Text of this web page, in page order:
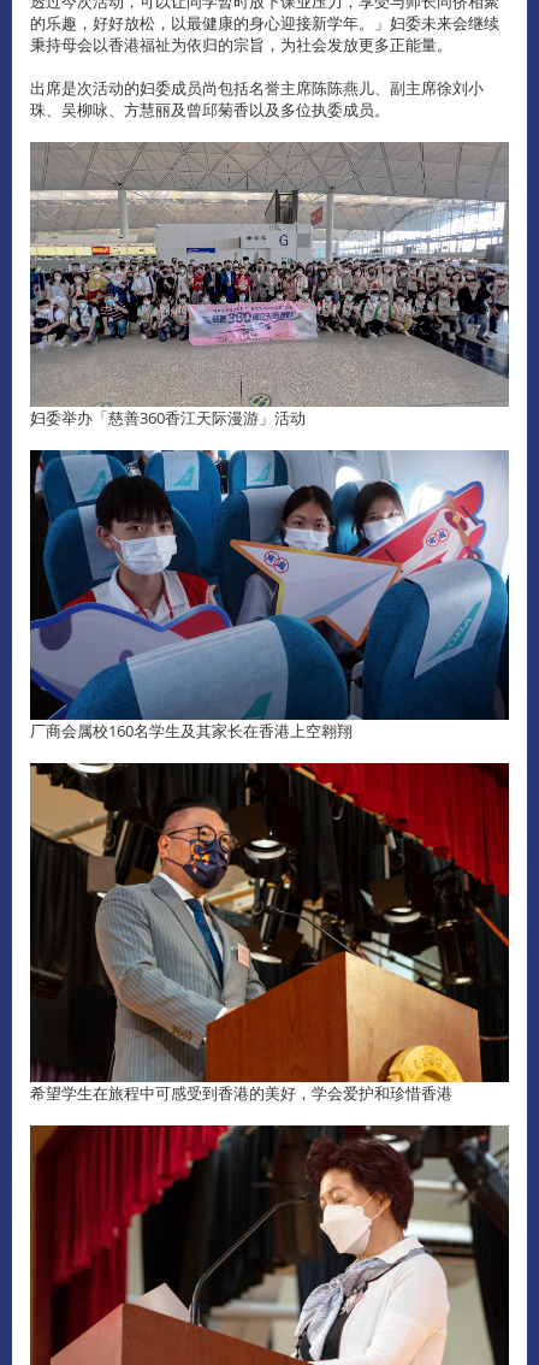
的乐趣，好好放松，以最健康的身心迎接新学年。」妇委未来会继续
秉持母会以香港福祉为依归的宗旨，为社会发放更多正能量。
出席是次活动的妇委成员尚包括名誉主席陈陈燕儿、副主席徐刘小
珠、吴柳咏、方慧丽及曾邱菊香以及多位执委成员。
妇委举办「慈善360香江天际漫游」活动
厂商会属校160名学生及其家长在香港上空翱翔
希望学生在旅程中可感受到香港的美好，学会爱护和珍惜香港